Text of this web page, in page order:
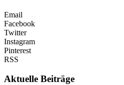
Email
Facebook
Twitter
Instagram
Pinterest
RSS
Aktuelle Beiträge